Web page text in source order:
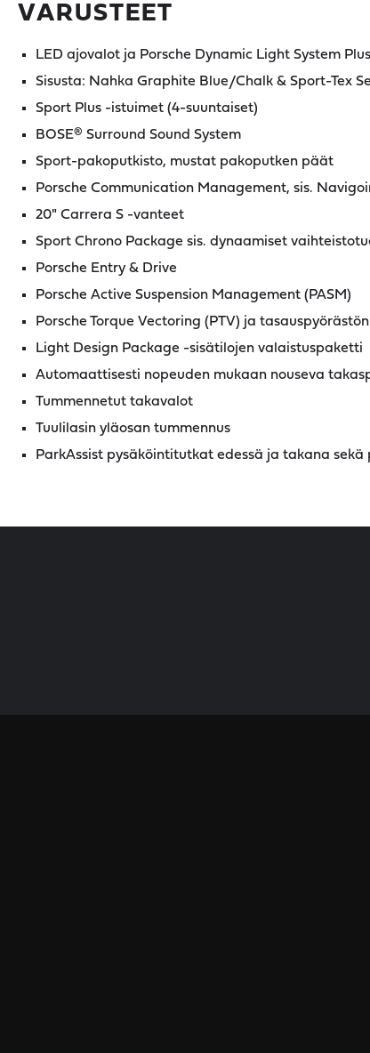
VARUSTEET
LED ajovalot ja Porsche Dynamic Light System
Sisusta: Nahka Graphite Blue/Chalk & Sport-Tex
Sport Plus -istuimet (4-suuntaiset)
BOSE® Surround Sound System
Sport-pakoputkisto, mustat pakoputken päät
Porsche Communication Management, sis.
20" Carrera S -vanteet
Sport Chrono Package sis. dynaamiset
Porsche Entry & Drive
Porsche Active Suspension Management (PASM)
Porsche Torque Vectoring (PTV) ja
Light Design Package -sisätilojen valaistuspaketti
Automaattisesti nopeuden mukaan nouseva
Tummennetut takavalot
Tuulilasin yläosan tummennus
ParkAssist pysäköintitutkat edessä ja takana sekä